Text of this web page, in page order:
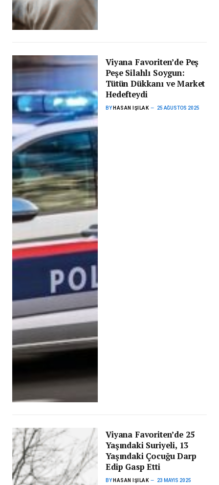
Viyana Favoriten’de Peş
Peşe Silahlı Soygun:
Tütün Dükkanı ve Market
Hedefteydi
BY HASAN IŞILAK 25 AĞUSTOS 2025
Viyana Favoriten’de 25
Yaşındaki Suriyeli, 13
Yaşındaki Çocuğu Darp
Edip Gasp Etti
BY HASAN IŞILAK 23 MAYIS 2025